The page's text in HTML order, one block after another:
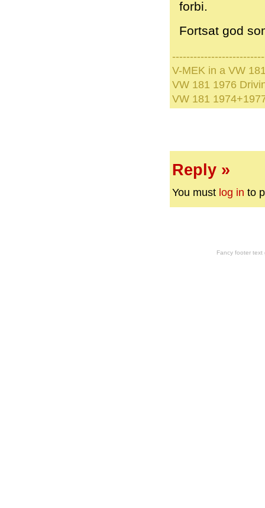
forbi.
Fortsat god
V-MEK in a VW
VW 181 1976
VW 181
Reply »
You must log in to
Fancy footer